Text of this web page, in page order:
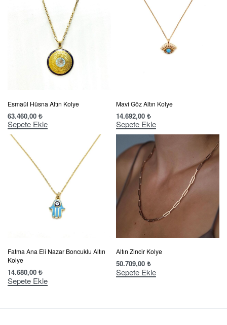
Esmaül Hüsna Altın Kolye
63.460,00 ₺
Sepete Ekle
Mavi Göz Altın Kolye
14.692,00 ₺
Sepete Ekle
Fatma Ana Eli Nazar Boncuklu Altın
Kolye
14.680,00 ₺
Sepete Ekle
Altın Zincir Kolye
50.709,00 ₺
Sepete Ekle